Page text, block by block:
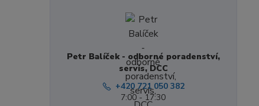
Petr Balíček - odborné poradenství,
servis, DCC
+420 721 050 382
7:00 - 17:30